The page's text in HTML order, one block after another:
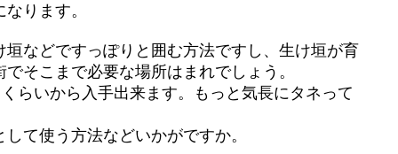
ります。
などですっぽりと囲む方法ですし、生け垣が育
そこまで必要な場所はまれでしょう。
らいから入手出来ます。もっと気長にタネって
て使う方法などいかがですか。